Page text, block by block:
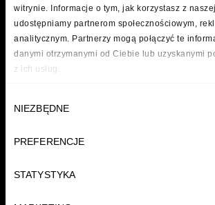
witrynie. Informacje o tym, jak korzystasz z
udostępniamy partnerom społecznościowym,
analitycznym. Partnerzy mogą połączyć te
danymi otrzymanymi od Ciebie lub uzyskanymi
z ich usług.
zgody
NIEZBĘDNE
PREFERENCJE
STATYSTYKA
FUNDACJA